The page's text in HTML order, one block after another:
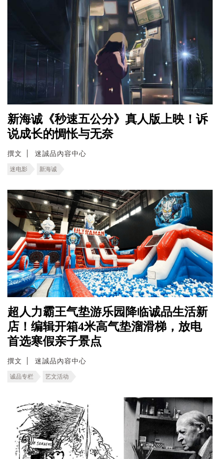
新海诚《秒速五公分》真人版上映！诉
说成长的惆怅与无奈
撰文 迷誠品內容中心
迷电影 新海诚
超人力霸王气垫游乐园降临诚品生活新
店！编辑开箱4米高气垫溜滑梯，放电
首选寒假亲子景点
撰文 迷誠品內容中心
诚品专栏 艺文活动